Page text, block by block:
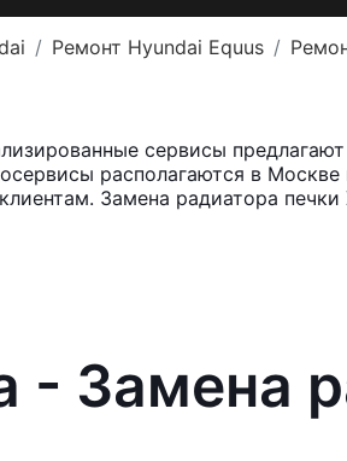
Ремонт Hyundai Equus
сервисы
располагаются в
Замена радиатора
- Замена